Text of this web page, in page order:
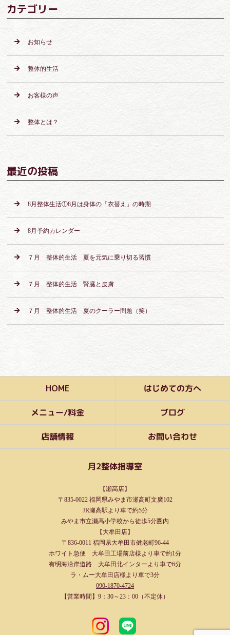
カテゴリー
お知らせ
整体的生活
お客様の声
整体とは？
最近の投稿
8月整体生活①8月は身体の「衣替え」の時期
8月予約カレンダー
７月 整体的生活 夏を元気に乗り切る習慣
７月 整体的生活 腎臓と皮膚
７月 整体的生活 夏のクーラー問題（笑）
HOME はじめての方へ
メニュー/料金 ブログ
店舗情報 お問い合わせ
月2整体指導室
【瀬高店】
〒835-0022 福岡県みやま市瀬高町文廣102
JR瀬高駅より車で約5分
みやま市立瀬高小学校から徒歩5分圏内
【大牟田店】
〒836-0011 福岡県大牟田市健老町96-44
ホワイト急便 大牟田工場前店様より車で約1分
有明海沿岸道路 大牟田北インターより車で6分
ラ・ムー大牟田店様より車で3分
090-1870-4724
【営業時間】9：30～23：00（不定休）